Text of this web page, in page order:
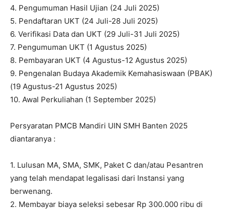
4. Pengumuman Hasil Ujian (24 Juli 2025)
5. Pendaftaran UKT (24 Juli-28 Juli 2025)
6. Verifikasi Data dan UKT (29 Juli-31 Juli 2025)
7. Pengumuman UKT (1 Agustus 2025)
8. Pembayaran UKT (4 Agustus-12 Agustus 2025)
9. Pengenalan Budaya Akademik Kemahasiswaan (PBAK)
(19 Agustus-21 Agustus 2025)
10. Awal Perkuliahan (1 September 2025)
Persyaratan PMCB Mandiri UIN SMH Banten 2025
diantaranya :
1. Lulusan MA, SMA, SMK, Paket C dan/atau Pesantren
yang telah mendapat legalisasi dari Instansi yang
berwenang.
2. Membayar biaya seleksi sebesar Rp 300.000 ribu di